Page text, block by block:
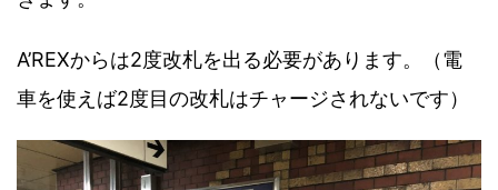
A’REXからは2度改札を出る必要があります。（電
車を使えば2度目の改札はチャージされないです）